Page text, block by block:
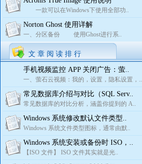
一款可以在Windows下使用全部功..
Norton Ghost 使用详解
一、分区备份 使用Ghost进行系..
文 章 阅 读 排 行
手机视频监控 APP 关闭广告：萤..
一、萤石云视频：我的，设置，隐私设置，..
常见数据库介绍与对比（SQL Serv..
常见数据库的对比分析，涵盖你提到的 A..
Windows 系统修改默认文件类型..
Windows 系统文件类型图标，通常由默..
Windows 系统安装或备份时 ISO，..
【ISO 文件】 ISO 文件其实就是光..